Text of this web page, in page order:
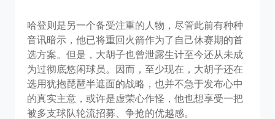
哈登则是另一个备受注重的人物，尽管此前有种种
音讯暗示，他已将重回火箭作为了自己休赛期的首
选方案。但是，大胡子也曾泄露生计至今还从未成
为过彻底悠闲球员。因而，至少现在，大胡子还在
选用犹抱琵琶半遮面的战略，也并不急于发布心中
的真实主意，或许是虚荣心作怪，他也想享受一把
被多支球队轮流招募、争抢的优越感。